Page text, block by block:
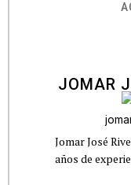
JOMAR
Jomar José
años de